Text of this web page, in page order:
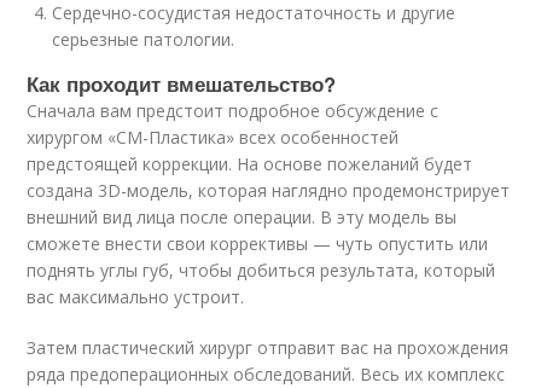
Сердечно-сосудистая недостаточность и другие
серьезные патологии.
Как проходит вмешательство?
Сначала вам предстоит подробное обсуждение с
хирургом «СМ-Пластика» всех особенностей
предстоящей коррекции. На основе пожеланий будет
создана 3D-модель, которая наглядно продемонстрирует
внешний вид лица после операции. В эту модель вы
сможете внести свои коррективы — чуть опустить или
поднять углы губ, чтобы добиться результата, который
вас максимально устроит.
Затем пластический хирург отправит вас на прохождения
ряда предоперационных обследований. Весь их комплекс